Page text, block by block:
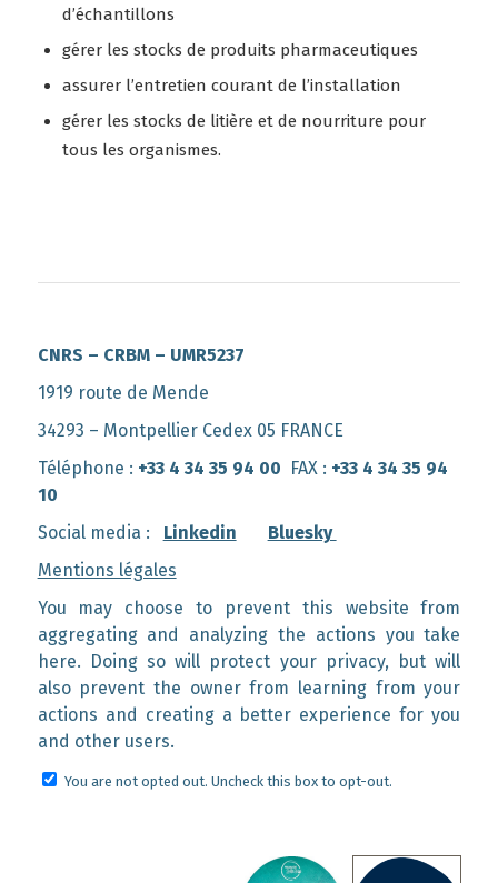
d’échantillons
gérer les stocks de produits pharmaceutiques
assurer l’entretien courant de l’installation
gérer les stocks de litière et de nourriture pour
tous les organismes.
CNRS – CRBM – UMR5237
1919 route de Mende
34293 – Montpellier Cedex 05 FRANCE
Téléphone : +33 4 34 35 94 00 FAX : +33 4 34 35 94
10
Social media : Linkedin
Bluesky
Mentions légales
You may choose to prevent this website from
aggregating and analyzing the actions you take
here. Doing so will protect your privacy, but will
also prevent the owner from learning from your
actions and creating a better experience for you
and other users.
You are not opted out. Uncheck this box to opt-out.